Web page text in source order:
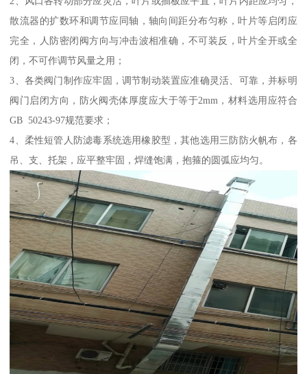
散流器的扩数环和调节应同轴，轴向间距分布匀称，叶片等启闭应
完全，人防密闭阀方向与冲击波相准确，不可装反，叶片全开或全
闭，不可作调节风量之用；
3、各类阀门制作应牢固，调节制动装置应准确灵活、可靠，并标明
阀门启闭方向，防火阀壳体厚度应大于等于2mm，材料选用应符合
GB 50243-97规范要求；
4、柔性短管人防滤毒系统选用橡胶型，其他选用三防防火帆布，各
吊、支、托架，应平整牢固，焊缝饱满，抱箍的圆弧应均匀。